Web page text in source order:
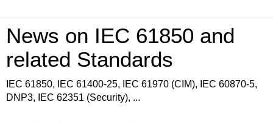
News on IEC 61850 and
related Standards
IEC 61850, IEC 61400-25, IEC 61970 (CIM), IEC 60870-5,
DNP3, IEC 62351 (Security), ...